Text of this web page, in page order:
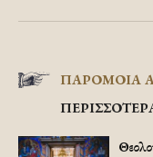
ΠΑΡΟΜΟΙΑ